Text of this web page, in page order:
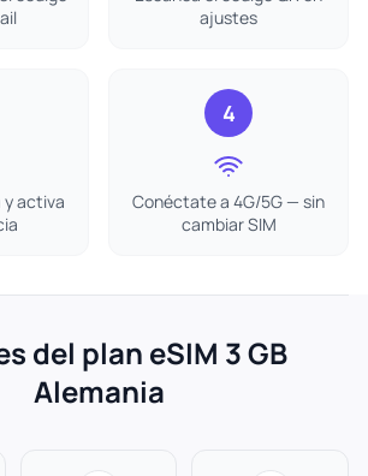
ajustes
y activa
4
Conéctate a 4G/5G — sin
cambiar SIM
del plan eSIM 3 GB
Alemania